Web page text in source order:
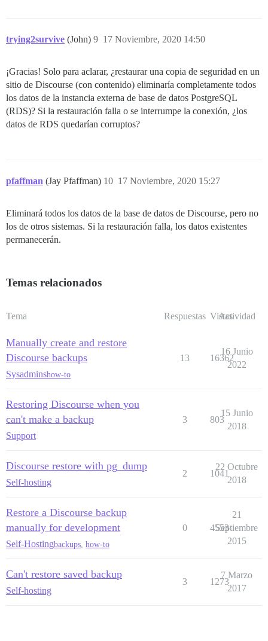
trying2survive (John) 17 Noviembre, 2020 14:50
9
¡Gracias! Solo para aclarar, ¿restaurar una copia de seguridad en un
sitio de Discourse (con contenido) eliminaría completamente todos
los datos de la instancia externa de base de datos PostgreSQL
(RDS)? Si la restauración falla o se interrumpe la conexión, ¿los
datos de RDS quedarían corruptos?
pfaffman (Jay Pfaffman) 17 Noviembre, 2020 15:27
10
Eliminará todos los datos de la base de datos de Discourse, pero no
los de otros sistemas. Si la restauración falla, los datos existentes
permanecerán.
Temas relacionados
Tema Respuestas Vistas
Actividad
Manually create and restore
Discourse backups
Sysadminshow-to
13 16362
16 Junio
2022
Restoring Discourse when you
can't make a backup
Support
3 803
15 Junio
2018
Discourse restore with pg_dump
Self-hosting
2 1041
22 Octubre
2018
Restore a Discourse backup
manually for development
Self-Hostingbackups how-to
0 4553
21
Septiembre
2015
Can't restore saved backup
Self-hosting
3 1273
7 Marzo
2017